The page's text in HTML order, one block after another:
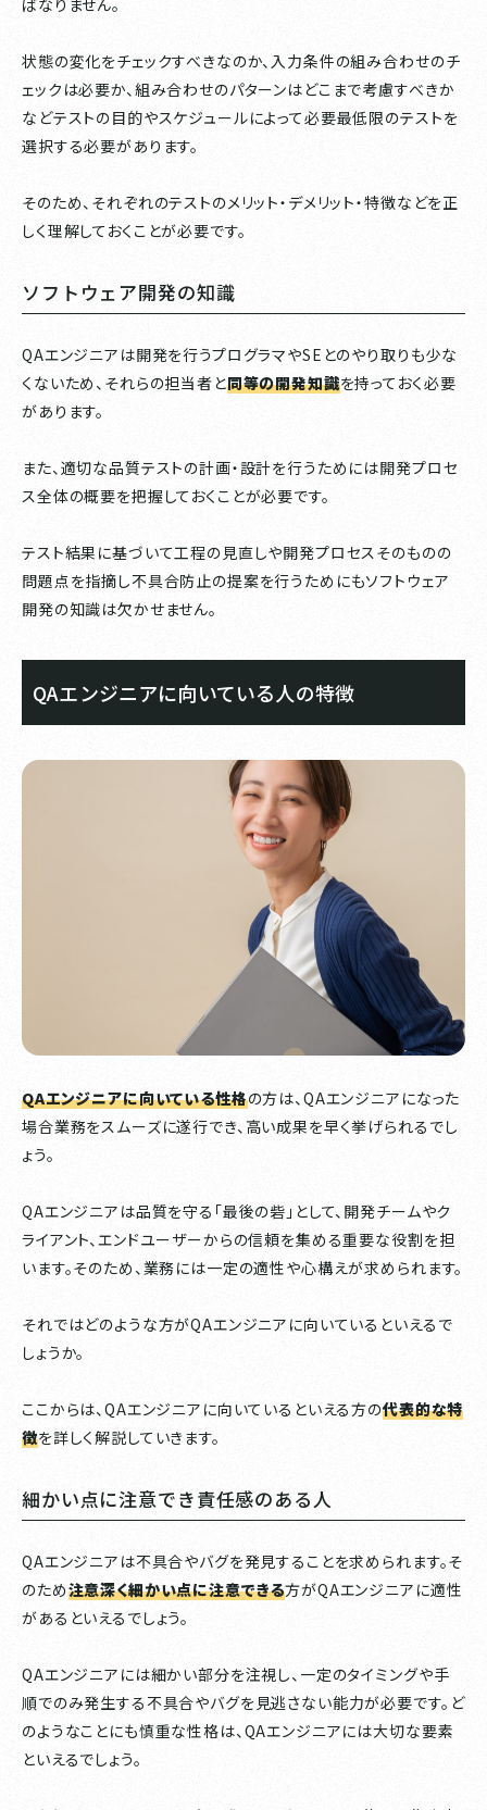
状態の変化をチェックすべきなのか、入力条件の組み合わせのチ
ェックは必要か、組み合わせのパターンはどこまで考慮すべきか
などテストの目的やスケジュールによって必要最低限のテストを
選択する必要があります。
そのため、それぞれのテストのメリット・デメリット・特徴などを正
しく理解しておくことが必要です。
ソフトウェア開発の知識
QAエンジニアは開発を行うプログラマやSEとのやり取りも少な
くないため、それらの担当者と同等の開発知識を持っておく必要
があります。
また、適切な品質テストの計画・設計を行うためには開発プロセ
ス全体の概要を把握しておくことが必要です。
テスト結果に基づいて工程の見直しや開発プロセスそのものの
問題点を指摘し不具合防止の提案を行うためにもソフトウェア
開発の知識は欠かせません。
QAエンジニアに向いている人の特徴
QAエンジニアに向いている性格の方は、QAエンジニアになった
場合業務をスムーズに遂行でき、高い成果を早く挙げられるでし
ょう。
QAエンジニアは品質を守る「最後の砦」として、開発チームやク
ライアント、エンドユーザーからの信頼を集める重要な役割を担
います。そのため、業務には一定の適性や心構えが求められます。
それではどのような方がQAエンジニアに向いているといえるで
しょうか。
ここからは、QAエンジニアに向いているといえる方の代表的な特
徴を詳しく解説していきます。
細かい点に注意でき責任感のある人
QAエンジニアは不具合やバグを発見することを求められます。そ
のため注意深く細かい点に注意できる方がQAエンジニアに適性
があるといえるでしょう。
QAエンジニアには細かい部分を注視し、一定のタイミングや手
順でのみ発生する不具合やバグを見逃さない能力が必要です。ど
のようなことにも慎重な性格は、QAエンジニアには大切な要素
といえるでしょう。